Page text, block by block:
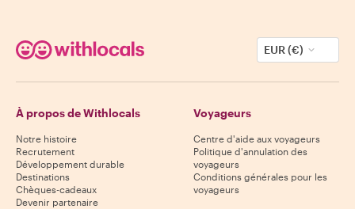
EUR (€)
À propos de Withlocals
Notre histoire
Recrutement
Développement durable
Destinations
Chèques-cadeaux
Devenir partenaire
Voyageurs
Centre d'aide aux voyageurs
Politique d'annulation des
voyageurs
Conditions générales pour les
voyageurs